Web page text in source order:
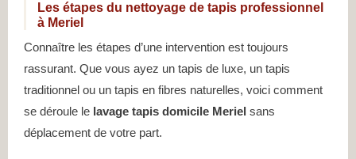
Les étapes du nettoyage de tapis professionnel
à Meriel
Connaître les étapes d’une intervention est toujours
rassurant. Que vous ayez un tapis de luxe, un tapis
traditionnel ou un tapis en fibres naturelles, voici comment
se déroule le lavage tapis domicile Meriel sans
déplacement de votre part.